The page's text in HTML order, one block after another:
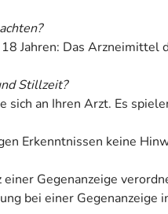
Jahren: Das Arzneimittel
Stillzeit?
sich an Ihren Arzt. Es
Erkenntnissen keine
Gegenanzeige
bei einer Gegenanzeige